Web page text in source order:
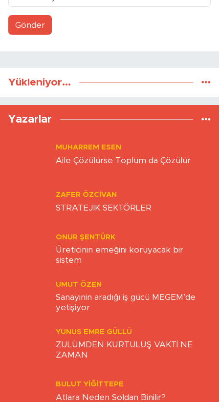
Gönder
Yükleniyor...
Yazarlar
MUHARREM ESEN
Aile Çözülürse Toplum da Çözülür
ZAFER ÖZCIVAN
STRATEJİK SEKTÖRLER
ONUR ŞENTÜRK
Üreticinin emeğini koruyacak bir
sistem
UMUT ÖZEN
Sanayinin aradığı iş gücü MEGEM’de
yetişiyor
YUNUS EMRE GÜLLÜ
ZULÜMDEN KURTULUŞ VAKTİ NE
ZAMAN
BULUT YİĞİTTEPE
Atlara Neden Soldan Binilir?